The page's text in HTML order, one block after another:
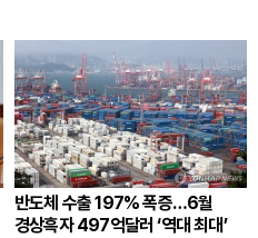
반도체 수출 197% 폭증…6월
경상흑자 497억달러 ‘역대 최대’